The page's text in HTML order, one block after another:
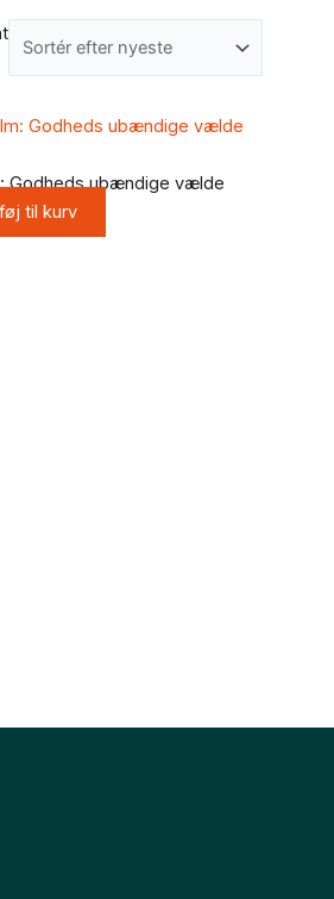
Godheds ubændige vælde
til kurv